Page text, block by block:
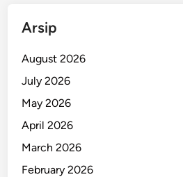
Arsip
August 2026
July 2026
May 2026
April 2026
March 2026
February 2026